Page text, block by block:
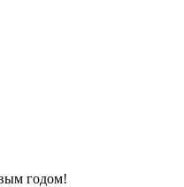
годом!